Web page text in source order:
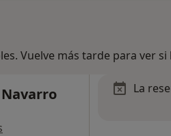
Vuelve más tarde para ver
Navarro
La